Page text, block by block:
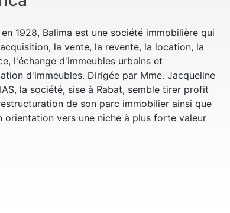
en 1928, Balima est une société immobilière qui
la vente, la revente, la location, la
l'échange d'immeubles urbains et
d'immeubles. Dirigée par Mme. Jacqueline
la société, sise à Rabat, semble tirer profit
de son parc immobilier ainsi que
orientation vers une niche à plus forte valeur
En effet, Balima envisage de consolider son